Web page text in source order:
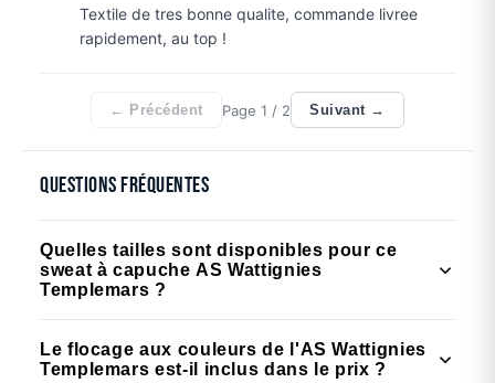
Textile de tres bonne qualite, commande livree
rapidement, au top !
← Précédent Page1 / 2 Suivant →
Questions fréquentes
Quelles tailles sont disponibles pour ce
sweat à capuche AS Wattignies
Templemars ?
8/10 ans, 10/12 ans, 12/14 ans) et en tailles adulte
Le flocage aux couleurs de l'AS Wattignies
Templemars est-il inclus dans le prix ?